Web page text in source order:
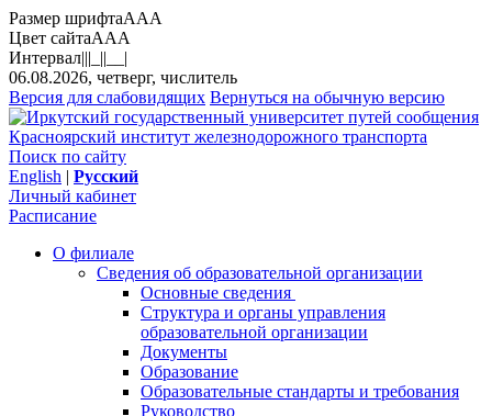
Размер шрифтаAAA
Цвет сайтаAAA
Интервал|||_||__|
06.08.2026, четверг, числитель
Версия для слабовидящих Вернуться на обычную версию
Красноярский институт железнодорожного транспорта
Поиск по сайту
English | Русский
Личный кабинет
Расписание
О филиале
Сведения об образовательной организации
Основные сведения
Структура и органы управления
образовательной организации
Документы
Образование
Образовательные стандарты и требования
Руководство